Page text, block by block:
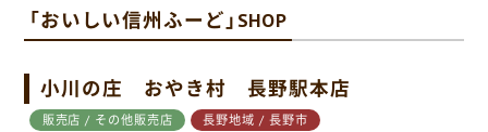
「おいしい信州ふーど」SHOP
小川の庄 おやき村 長野駅本店
販売店 / その他販売店 長野地域 / 長野市